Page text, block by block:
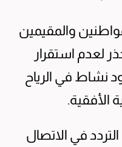
والمقيمين
لعدم استقرار
نشاط في الرياح
الأفقية.
في الاتصال